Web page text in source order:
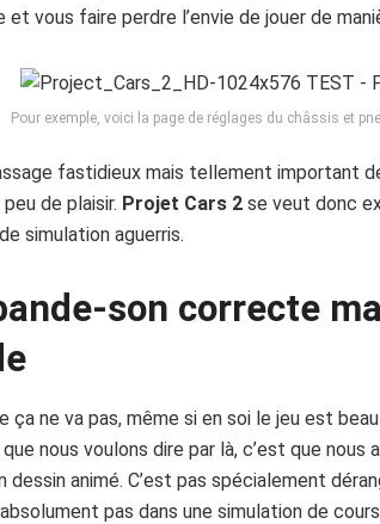
vous faire perdre l’envie de jouer de
Pour exemple, voici la page de réglages du châssis et
fastidieux mais tellement important
de plaisir. Projet Cars 2 se veut donc
simulation aguerris.
son correcte
ça ne va pas, même si en soi le jeu est
que nous voulons dire par là, c’est que nous
dessin animé. C’est pas spécialement
pas dans une simulation de